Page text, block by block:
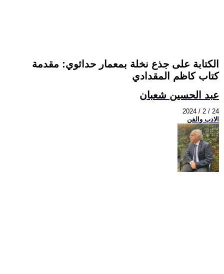
الكتابة على جذع نخلة بمعمار حداثوي: مقدمة
كتاب كاظم المقدادي
عبد الحسين شعبان
2024 / 2 / 24
الادب والفن